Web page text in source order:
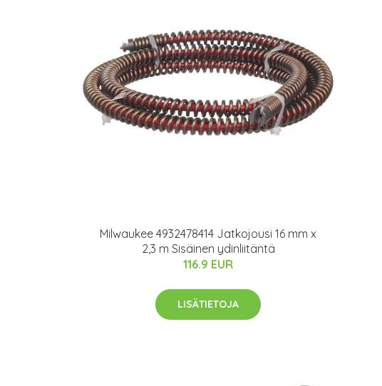
Milwaukee 4932478414 Jatkojousi 16 mm x
2,3 m Sisäinen ydinliitäntä
116.9 EUR
LISÄTIETOJA